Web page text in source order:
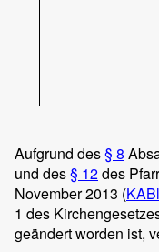
Aufgrund des§ 8
und des§ 12des
November 2013 (
1 des
geändert worden ist,